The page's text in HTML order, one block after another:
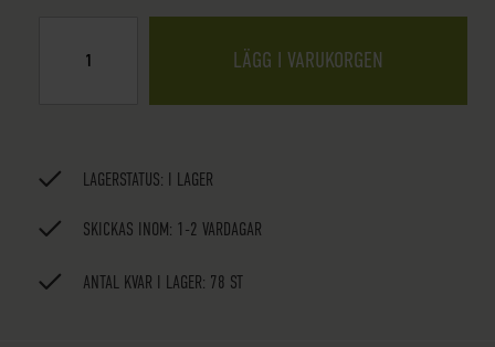
LÄGG I VARUKORGEN
LAGERSTATUS: I LAGER
SKICKAS INOM: 1-2 VARDAGAR
ANTAL KVAR I LAGER: 78 ST